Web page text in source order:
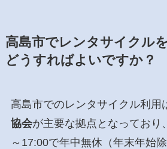
高島市でレンタサイクル
どうすればよいですか？
高島市でのレンタサイクル利用
協会が主要な拠点となっており
～17:00で年中無休（年末年始除